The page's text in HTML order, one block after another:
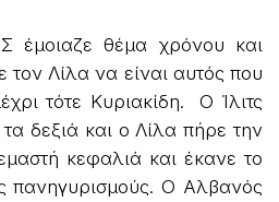
έμοιαζε θέμα χρόνου και
τον Λίλα να είναι αυτός που
τότε Κυριακίδη. Ο Ίλιτς
δεξιά και ο Λίλα πήρε την
κεφαλιά και έκανε το
πανηγυρισμούς. Ο Αλβανός